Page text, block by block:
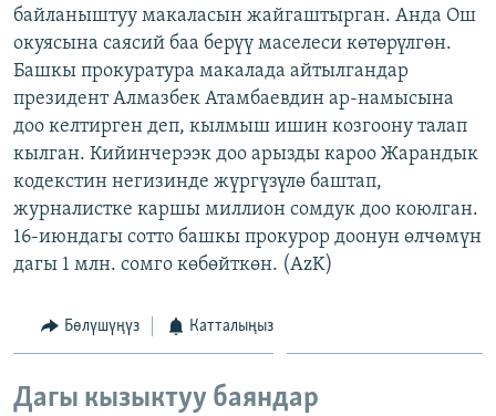
байланыштуу макаласын жайгаштырган. Анда Ош
окуясына саясий баа берүү маселеси көтөрүлгөн.
Башкы прокуратура макалада айтылгандар
президент Алмазбек Атамбаевдин ар-намысына
доо келтирген деп, кылмыш ишин козгоону талап
кылган. Кийинчерээк доо арызды кароо Жарандык
кодекстин негизинде жүргүзүлө баштап,
журналистке каршы миллион сомдук доо коюлган.
16-июндагы сотто башкы прокурор доонун өлчөмүн
дагы 1 млн. сомго көбөйткөн. (AzK)
Бөлүшүңүз Катталыңыз
Дагы кызыктуу баяндар